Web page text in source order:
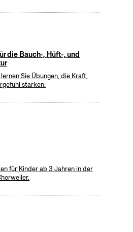
die Bauch-, Hüft-, und
Sie Übungen, die Kraft,
stärken.
für Kinder ab 3 Jahren in der